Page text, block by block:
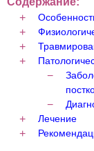
Лечение